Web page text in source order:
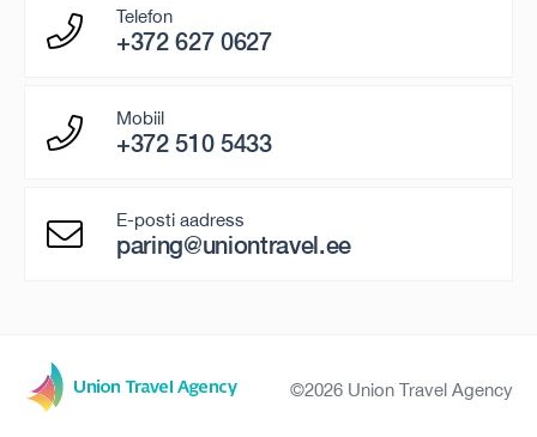
Telefon
+372 627 0627
Mobiil
+372 510 5433
E-posti aadress
paring@uniontravel.ee
©2026 Union Travel Agency